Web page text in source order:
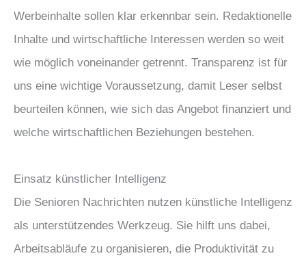
Werbeinhalte sollen klar erkennbar sein. Redaktionelle
Inhalte und wirtschaftliche Interessen werden so weit
wie möglich voneinander getrennt. Transparenz ist für
uns eine wichtige Voraussetzung, damit Leser selbst
beurteilen können, wie sich das Angebot finanziert und
welche wirtschaftlichen Beziehungen bestehen.
Einsatz künstlicher Intelligenz
Die Senioren Nachrichten nutzen künstliche Intelligenz
als unterstützendes Werkzeug. Sie hilft uns dabei,
Arbeitsabläufe zu organisieren, die Produktivität zu